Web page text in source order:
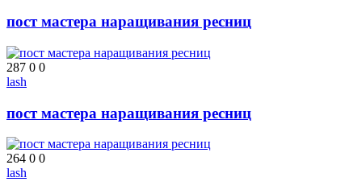
пост мастера наращивания ресниц
287 0 0
lash
пост мастера наращивания ресниц
264 0 0
lash